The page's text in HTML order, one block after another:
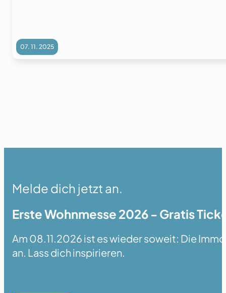
07. 11. 2025
Melde dich jetzt an.
Erste Wohnmesse 2026 - Gratis
Am 08.11.2026 ist es wieder soweit: Die
an. Lass dich inspirieren.